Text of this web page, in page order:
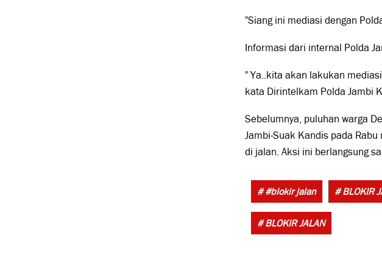
"Siang ini mediasi dengan
Informasi dari internal Polda
" Ya..kita akan lakukan
kata Dirintelkam Polda Jambi
Sebelumnya, puluhan warga
Jambi-Suak Kandis pada
di jalan. Aksi ini berlangsung
# #blokir jalan # BLOKIR
# BLOKIR JALAN